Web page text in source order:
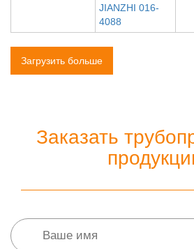
JIANZHI 016-
4088
Загрузить больше
Заказать